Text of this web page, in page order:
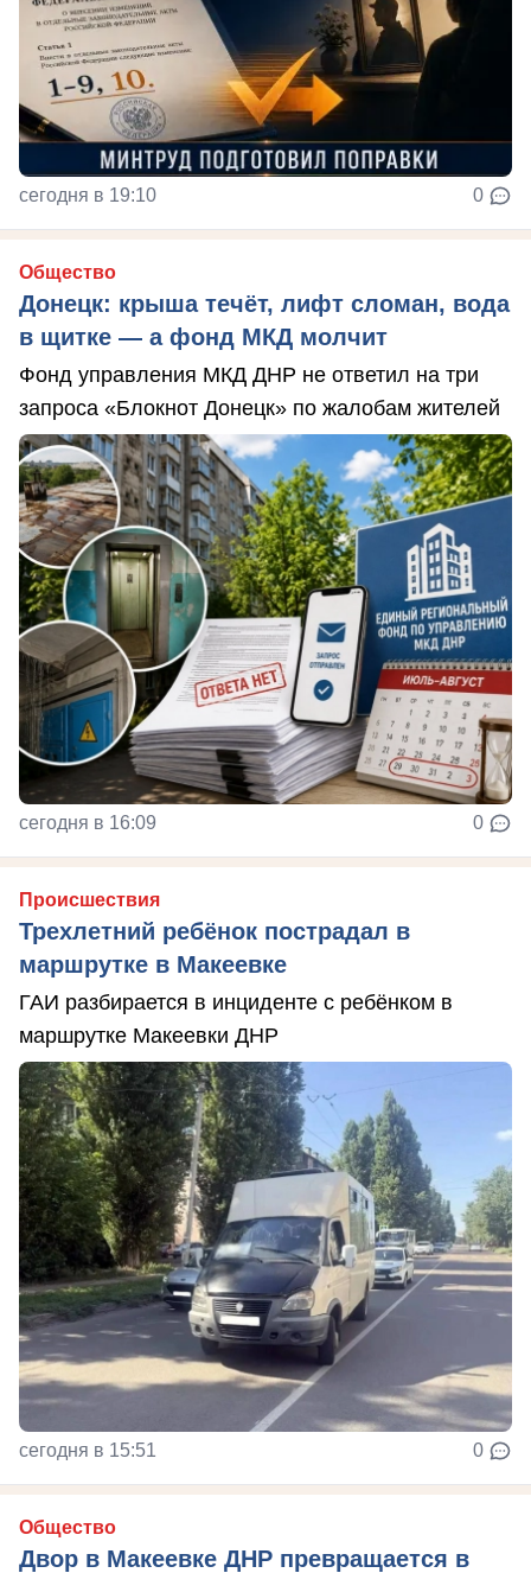
сегодня в 19:10 0
Общество
Донецк: крыша течёт, лифт сломан, вода
в щитке — а фонд МКД молчит
Фонд управления МКД ДНР не ответил на три
запроса «Блокнот Донецк» по жалобам жителей
сегодня в 16:09 0
Происшествия
Трехлетний ребёнок пострадал в
маршрутке в Макеевке
ГАИ разбирается в инциденте с ребёнком в
маршрутке Макеевки ДНР
сегодня в 15:51 0
Общество
Двор в Макеевке ДНР превращается в